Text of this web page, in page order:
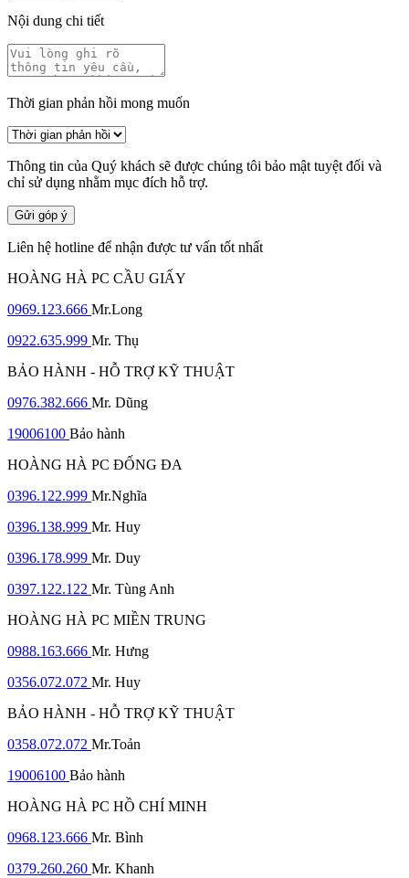
Nội dung chi tiết
Thời gian phản hồi mong muốn
Thông tin của Quý khách sẽ được chúng tôi bảo mật tuyệt đối và
chỉ sử dụng nhằm mục đích hỗ trợ.
Gửi góp ý
Liên hệ hotline để nhận được tư vấn tốt nhất
HOÀNG HÀ PC CẦU GIẤY
0969.123.666 Mr.Long
0922.635.999 Mr. Thụ
BẢO HÀNH - HỖ TRỢ KỸ THUẬT
0976.382.666 Mr. Dũng
19006100 Bảo hành
HOÀNG HÀ PC ĐỐNG ĐA
0396.122.999 Mr.Nghĩa
0396.138.999 Mr. Huy
0396.178.999 Mr. Duy
0397.122.122 Mr. Tùng Anh
HOÀNG HÀ PC MIỀN TRUNG
0988.163.666 Mr. Hưng
0356.072.072 Mr. Huy
BẢO HÀNH - HỖ TRỢ KỸ THUẬT
0358.072.072 Mr.Toản
19006100 Bảo hành
HOÀNG HÀ PC HỒ CHÍ MINH
0968.123.666 Mr. Bình
0379.260.260 Mr. Khanh